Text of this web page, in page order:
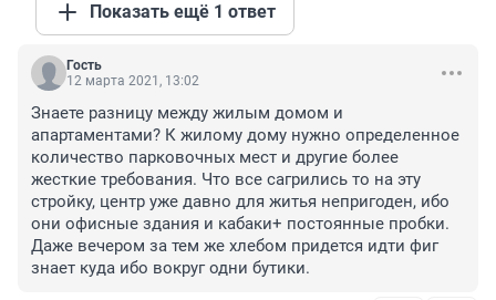
Показать ещё 1 ответ
Гость
12 марта 2021, 13:02
Знаете разницу между жилым домом и
апартаментами? К жилому дому нужно определенное
количество парковочных мест и другие более
жесткие требования. Что все сагрились то на эту
стройку, центр уже давно для житья непригоден, ибо
они офисные здания и кабаки+ постоянные пробки.
Даже вечером за тем же хлебом придется идти фиг
знает куда ибо вокруг одни бутики.